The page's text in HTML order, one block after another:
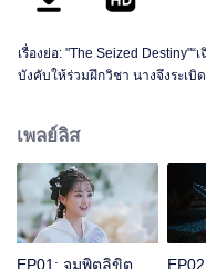
เรื่องย่อ: "The Seized Destiny"“
บังคับให้ร่วมฝึกวิชา นางจึงระเ
เพลย์ลิส
EP01: จุมพิตลิขิต